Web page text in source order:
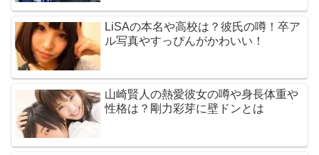
LiSAの本名や高校は？彼氏の噂！卒ア
ル写真やすっぴんがかわいい！
山崎賢人の熱愛彼女の噂や身長体重や
性格は？剛力彩芽に壁ドンとは